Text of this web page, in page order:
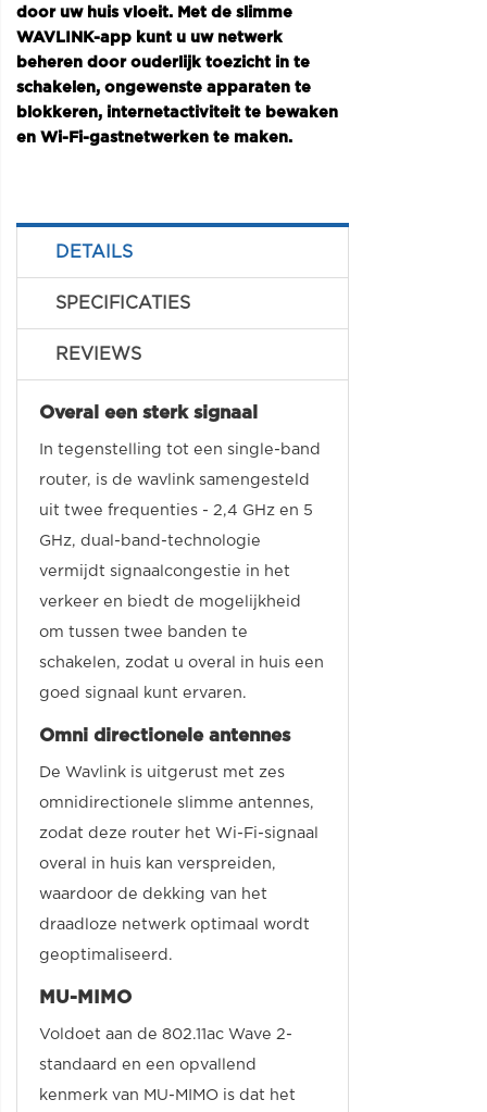
door uw huis vloeit. Met de slimme
WAVLINK-app kunt u uw netwerk
beheren door ouderlijk toezicht in te
schakelen, ongewenste apparaten te
blokkeren, internetactiviteit te bewaken
en Wi-Fi-gastnetwerken te maken.
DETAILS
SPECIFICATIES
REVIEWS
Overal een sterk signaal
In tegenstelling tot een single-band
router, is de wavlink samengesteld
uit twee frequenties - 2,4 GHz en 5
GHz, dual-band-technologie
vermijdt signaalcongestie in het
verkeer en biedt de mogelijkheid
om tussen twee banden te
schakelen, zodat u overal in huis een
goed signaal kunt ervaren.
Omni directionele antennes
De Wavlink is uitgerust met zes
omnidirectionele slimme antennes,
zodat deze router het Wi-Fi-signaal
overal in huis kan verspreiden,
waardoor de dekking van het
draadloze netwerk optimaal wordt
geoptimaliseerd.
MU-MIMO
Voldoet aan de 802.11ac Wave 2-
standaard en een opvallend
kenmerk van MU-MIMO is dat het